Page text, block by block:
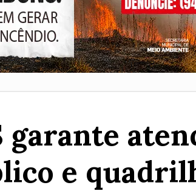
garante
e